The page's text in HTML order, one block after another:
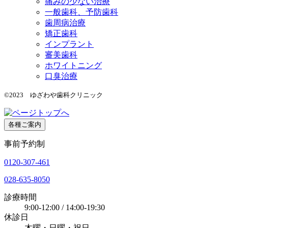
一般歯科、予防歯科
歯周病治療
矯正歯科
インプラント
審美歯科
ホワイトニング
口臭治療
©2023 ゆざわや歯科クリニック
各種ご案内
事前予約制
0120-307-461
028-635-8050
診療時間
9:00-12:00 / 14:00-19:30
休診日